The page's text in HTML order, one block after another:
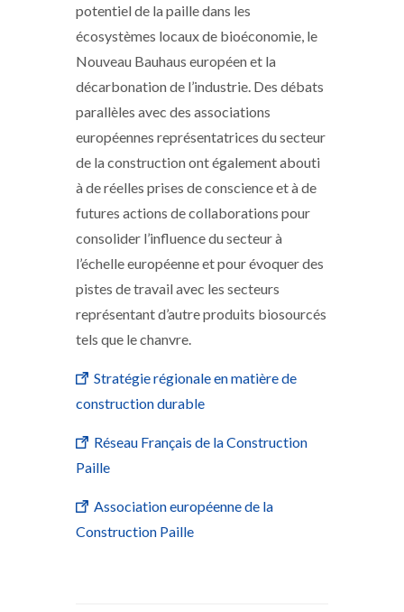
potentiel de la paille dans les
écosystèmes locaux de bioéconomie, le
Nouveau Bauhaus européen et la
décarbonation de l’industrie. Des débats
parallèles avec des associations
européennes représentatrices du secteur
de la construction ont également abouti
à de réelles prises de conscience et à de
futures actions de collaborations pour
consolider l’influence du secteur à
l’échelle européenne et pour évoquer des
pistes de travail avec les secteurs
représentant d’autre produits biosourcés
tels que le chanvre.
Stratégie régionale en matière de
construction durable
Réseau Français de la Construction
Paille
Association européenne de la
Construction Paille